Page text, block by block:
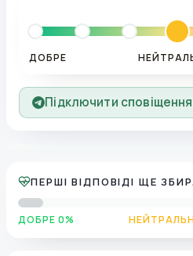
ДОБРЕ
Підключити
ПЕРШІ ВІДПОВІДІ ЩЕ
ДОБРЕ 0%